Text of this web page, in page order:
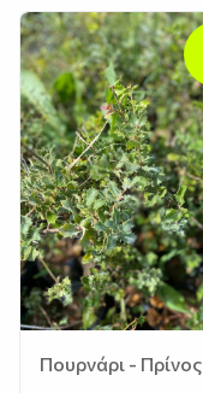
Πουρνάρι - Πρίνος